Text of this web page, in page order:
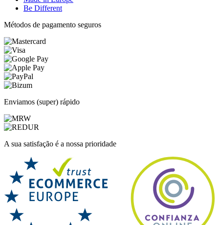
Be Different
Métodos de pagamento seguros
Enviamos (super) rápido
A sua satisfação é a nossa prioridade